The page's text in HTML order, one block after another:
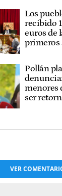
Los
recibido
euros de
primeros
Pollán
menores
ser
VER